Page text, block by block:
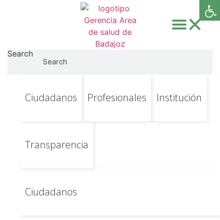
Ir al contenido principal
Search
Search
Ciudadanos Profesionales Institución
Transparencia
Ciudadanos
CALISE Categoría
calidad
del SSPE 2021 – 2028